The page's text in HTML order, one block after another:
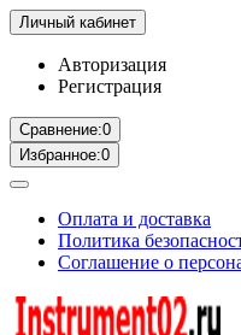
Личный кабинет
Авторизация
Регистрация
Сравнение:0
Избранное:0
Оплата и доставка
Политика
Соглашение о